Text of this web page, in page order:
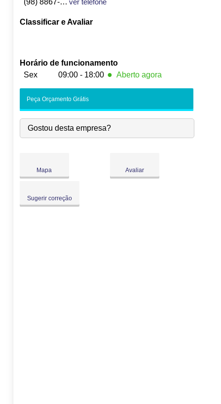
(98) 8867-0477
ver telefone
Classificar e Avaliar
Horário de funcionamento
Sex
09:00 - 18:00 ● Aberto agora
-
Qua:
09:00-18:00
Qui:
09:00-18:00
●
Peça Orçamento Grátis
Gostou desta empresa?
Mapa Avaliar
Sugerir correção